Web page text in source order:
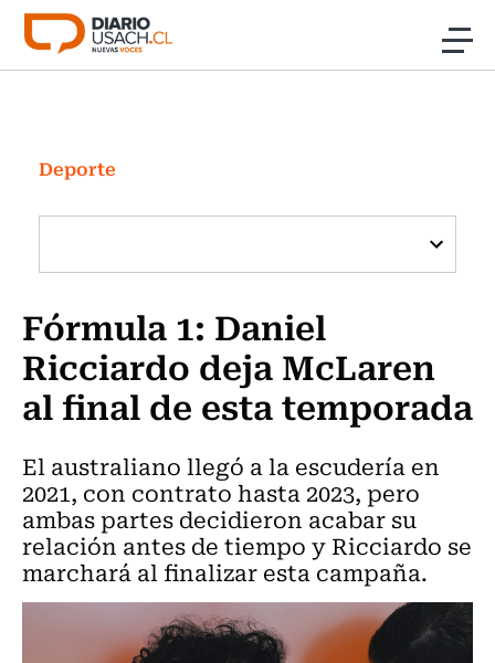
Click acá para ir directamente al contenido
Investigación
Cultura
Programas Radio y TV Usach
Deporte
Fórmula 1: Daniel
Ricciardo deja McLaren
al final de esta temporada
El australiano llegó a la escudería en
2021, con contrato hasta 2023, pero
ambas partes decidieron acabar su
relación antes de tiempo y Ricciardo se
marchará al finalizar esta campaña.